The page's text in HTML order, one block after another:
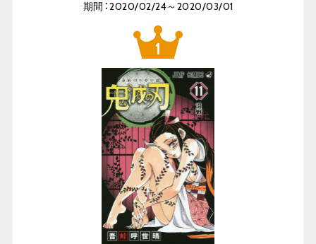
期間：2020/02/24～2020/03/01